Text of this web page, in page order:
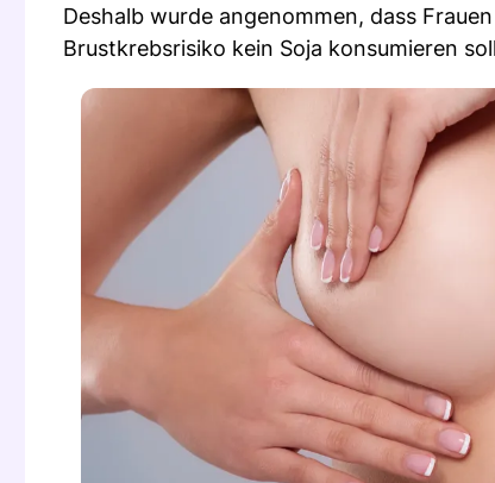
Deshalb wurde angenommen, dass
Brustkrebsrisiko kein Soja konsumieren